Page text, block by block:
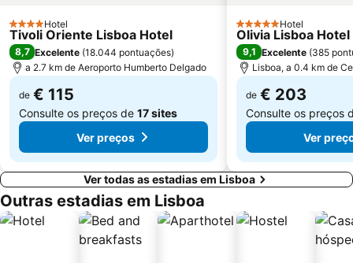
Praça do Comércio
4 Estrelas
Hotel
Tivoli Oriente Lisboa Hotel
8,7 Excelente (18.044 pontuações)
a 2.7 km de Aeroporto Humberto Delgado
de € 115
Consulte os preços de 17 sites
Ver preços
5 EstrelasHotel
Olivia Lisboa
9,1 Excelente (385
Lisboa, a 0.4 km de
de € 203
Consulte os preços
Ver
Ver todas as estadias em Lisboa
Outras estadias em Lisboa